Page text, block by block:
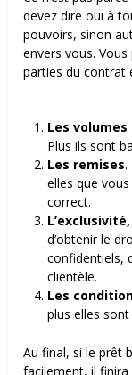
devez dire oui à
pouvoirs, sinon
envers vous.
parties du contrat
Les
Plus ils sont
Les remises.
elles que
correct.
d’obtenir le
confidentiels,
clientèle.
Les
plus elles sont
Au final, si le prêt
facilement, il